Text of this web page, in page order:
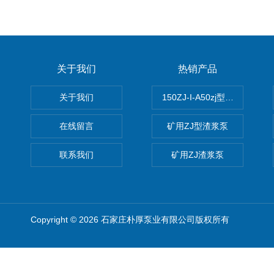
关于我们
关于我们
在线留言
联系我们
热销产品
150ZJ-I-A50zj型渣浆泵
矿用ZJ型渣浆泵
矿用ZJ渣浆泵
Copyright © 2026 石家庄朴厚泵业有限公司版权所有